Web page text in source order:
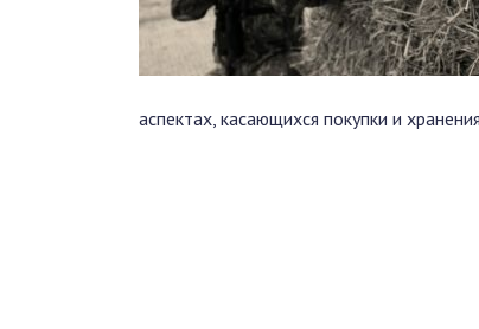
аспектах, касающихся покупки и